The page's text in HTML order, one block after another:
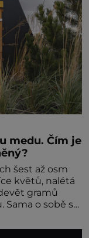
medu. Čím je
šest až osm
květů, nalétá
gramů
Sama o sobě se
včelstva,